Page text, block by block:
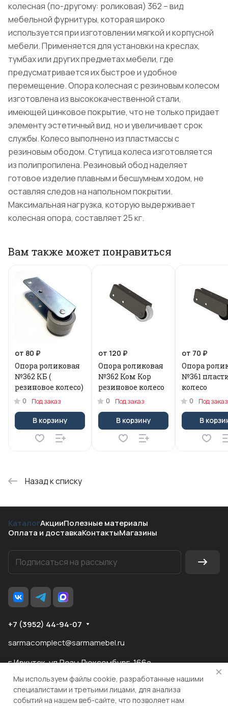
колесная (по-другому: роликовая) 362 – вид
мебельной фурнитуры, которая широко
используется при изготовлении мягкой и корпусной
мебели. Применяется для установки на креслах,
тумбах или других предметах мебели, где
предусматривается их быстрое и удобное
перемещение. Опора колесная с резиновым колесом
изготовлена из высококачественной стали,
имеющей цинковое покрытие, что не только придает
элементу эстетичный вид, но и увеличивает срок
службы. Колесо выполнено из пластмассы с
резиновым ободом. Ступица колеса изготовляется
из полипропилена. Резиновый обод наделяет
готовое изделие плавным и бесшумным ходом, не
оставляя следов на напольном покрытии.
Максимальная нагрузка, которую выдерживает
колесная опора, составляет 25 кг.
Вам также может понравиться
от 80 ₽
Опора роликовая
№362 КБ (
резиновое колесо)
0 Под заказ
В корзину
от 120 ₽
Опора роликовая
№362 Ком Кор
резиновое колесо
0 Под заказ
В корзину
от 70 ₽
Опора
№361
колесо
0 Под заказ
В
Назад к списку
КаталогАкцииПолезные материалы
Оплата и доставкаКонтактыМагазины
+7 (3952) 44-94-07
sarmacomplect@sarmamebel.ru
г.Иркутск, ул.Розы Люксембург, 166а
разработка
Мы используем файлы cookie, разработанные нашими
специалистами и третьими лицами, для анализа
событий на нашем веб-сайте, что позволяет нам